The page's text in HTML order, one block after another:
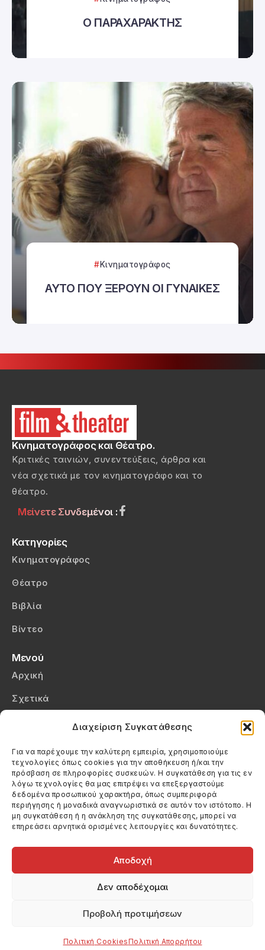
Διαχείριση Συγκατάθεσης
Για να παρέχουμε την καλύτερη εμπειρία, χρησιμοποιούμε
τεχνολογίες όπως cookies για την αποθήκευση ή/και την
πρόσβαση σε πληροφορίες συσκευών. Η συγκατάθεση για τις εν
λόγω τεχνολογίες θα μας επιτρέψει να επεξεργαστούμε
δεδομένα προσωπικού χαρακτήρα, όπως συμπεριφορά
περιήγησης ή μοναδικά αναγνωριστικά σε αυτόν τον ιστότοπο. Η
μη συγκατάθεση ή η ανάκληση της συγκατάθεσης, μπορεί να
επηρεάσει αρνητικά ορισμένες λειτουργίες και δυνατότητες.
Αποδοχή
Δεν αποδέχομαι
Προβολή προτιμήσεων
Πολιτική CookiesΠολιτική Απορρήτου
Ο ΠΑΡΑΧΑΡΑΚΤΗΣ
Κινηματογράφος
ΑΥΤΟ ΠΟΥ ΞΕΡΟΥΝ ΟΙ ΓΥΝΑΙΚΕΣ
Κινηματογράφος και Θέατρο.
Κριτικές ταινιών, συνεντεύξεις, άρθρα και
νέα σχετικά με τον κινηματογράφο και το
θέατρο.
Μείνετε Συνδεμένοι :
Κατηγορίες
Κινηματογράφος
Θέατρο
Βιβλία
Βίντεο
Μενού
Αρχική
Σχετικά
Πολιτική Cookies (ΕΕ)
Στοιχεία Επικοινωνίας
Καλεσέ μας
(+30) 6974123481
Στείλε μας email
info@filmandtheater.gr
Copyright 2026 Filmandtheater / All rights reserved